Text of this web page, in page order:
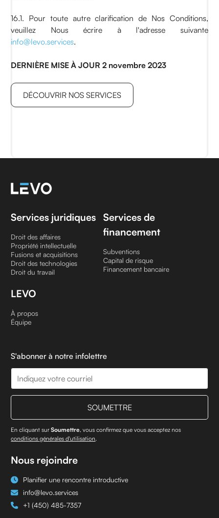
16.1. Pour toute autre clarification de Nos Conditions,
veuillez Nous écrire à l'adresse suivante
info@levo.services.
DERNIÈRE MISE À JOUR 2 novembre 2023
DÉCOUVRIR NOS SERVICES
Services juridiques
Droit des affaires
Propriété intellectuelle
Fusions et acquisitions
Droit des technologies
Droit du travail
Services de
financement
Subventions
Capital de risque
Financement bancaire
LEVO
À propos
Équipe
S'abonner à notre infolettre
En cliquant surSoumettre, vous confirmez que vous acceptez nos
conditions générales d'utilisation.
Nous rejoindre
Planifier une rencontre introductive
info@levo.services
+1 (450) 485-7357